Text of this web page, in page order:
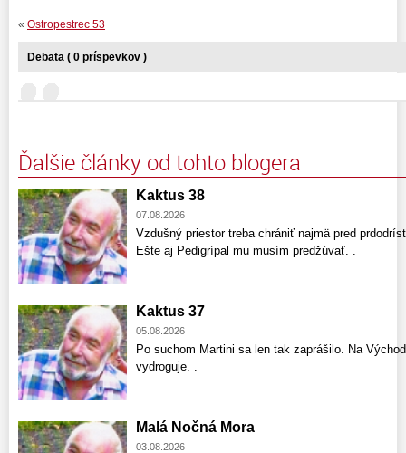
« Ostropestrec 53
Debata ( 0 príspevkov )
Ďalšie články od tohto blogera
Kaktus 38
07.08.2026
Vzdušný priestor treba chrániť najmä pred
Ešte aj Pedigrípal mu musím predžúvať. .
Kaktus 37
05.08.2026
Po suchom Martini sa len tak zaprášilo. Na
vydroguje. .
Malá Nočná Mora
03.08.2026